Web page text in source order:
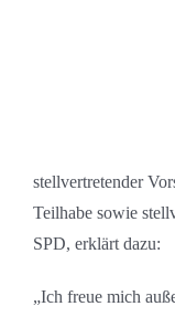
stellvertretender
Teilhabe sowie
SPD, erklärt dazu:
„Ich freue mich